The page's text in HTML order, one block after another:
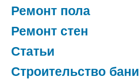
Ремонт пола
Ремонт стен
Статьи
Строительство бани